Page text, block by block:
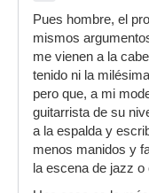
Pues hombre, el
mismos
me vienen a la
tenido ni la
pero que, a mi
guitarrista de su
a la espalda y
menos manidos y
la escena de jazz